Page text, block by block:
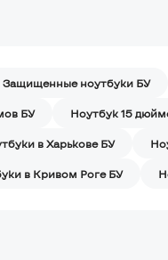
Защищенные ноутбуки БУ
БУ Ноутбук 15
в Харькове БУ
в Кривом Роге БУ